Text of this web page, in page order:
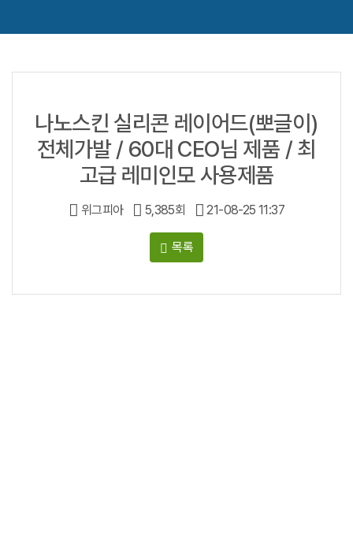
나노스킨 실리콘 레이어드(뽀글이)
전체가발 / 60대 CEO님 제품 / 최
고급 레미인모 사용제품
위그피아 5,385회 21-08-25 11:37
목록